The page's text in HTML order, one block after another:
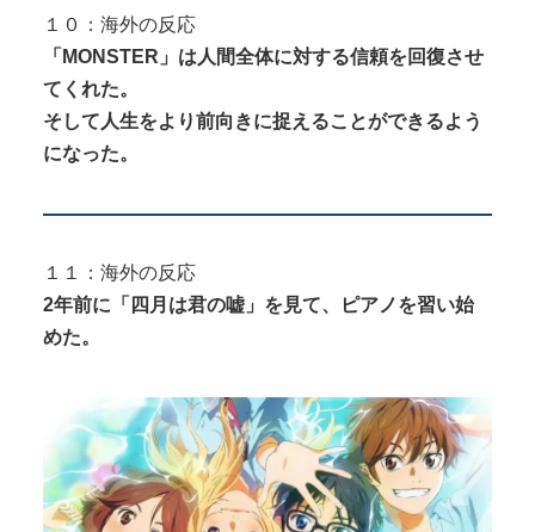
１０：海外の反応
「MONSTER」は人間全体に対する信頼を回復させ
てくれた。
そして人生をより前向きに捉えることができるよう
になった。
１１：海外の反応
2年前に「四月は君の嘘」を見て、ピアノを習い始
めた。